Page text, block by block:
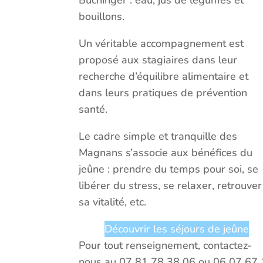
bouillons.
Un véritable accompagnement est
proposé aux stagiaires dans leur
recherche d’équilibre alimentaire et
dans leurs pratiques de prévention
santé.
Le cadre simple et tranquille des
Magnans s’associe aux bénéfices du
jeûne : prendre du temps pour soi, se
libérer du stress, se relaxer, retrouver
sa vitalité, etc.
Découvrir les séjours de jeûne
Pour tout renseignement, contactez-